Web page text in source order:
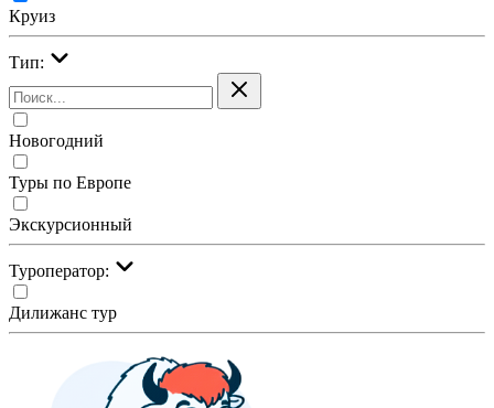
Круиз
Тип:
Новогодний
Туры по Европе
Экскурсионный
Туроператор:
Дилижанс тур